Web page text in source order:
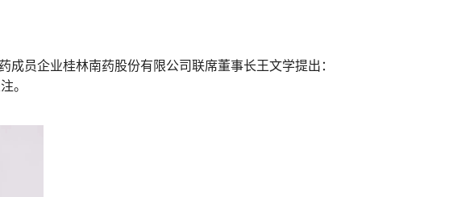
员企业桂林南药股份有限公司联席董事长王文学提出：
。